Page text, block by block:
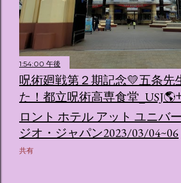
でデザインした客室のエリアです。 ハロー
1:54:00 午後
呪術廻戦第２期記念💛五条先
た！都立呪術高専食堂_USJ🌎
ロント ホテル アット ユニバ
ジオ・ジャパン2023/03/04~06
共有